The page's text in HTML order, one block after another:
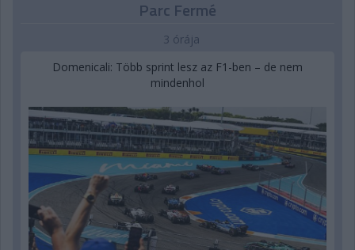
Parc Fermé
3 órája
Domenicali: Több sprint lesz az F1-ben – de nem
mindenhol